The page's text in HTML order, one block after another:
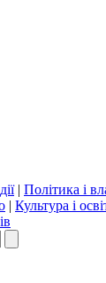
| Політика і
| Культура і